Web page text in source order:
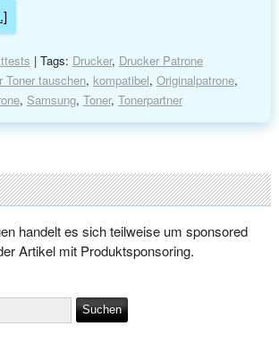
| Tags: Drucker, Drucker Patrone
Toner tauschen, kompatibel, Originalpatrone,
, Samsung, Toner, Tonerpartner
handelt es sich teilweise um sponsored
Artikel mit Produktsponsoring.